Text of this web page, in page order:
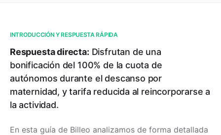
INTRODUCCIÓN Y RESPUESTA RÁPIDA
Respuesta directa: Disfrutan de una
bonificación del 100% de la cuota de
autónomos durante el descanso por
maternidad, y tarifa reducida al reincorporarse a
la actividad.
En esta guía de Billeo analizamos de forma detallada